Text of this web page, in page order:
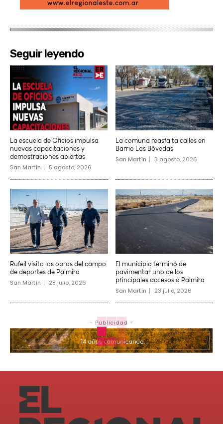
Seguir leyendo
La escuela de Oficios impulsa
nuevas capacitaciones y
demostraciones abiertas
San Martín 5 agosto, 2026
La comuna reasfalta calles en
Barrio Las Bóvedas
San Martín 3 agosto, 2026
Rufeil visito las obras del campo
de deportes de Palmira
San Martín 28 julio, 2026
El municipio terminó de
pavimentar uno de los
principales accesos a Palmira
San Martín 23 julio, 2026
- Publicidad -